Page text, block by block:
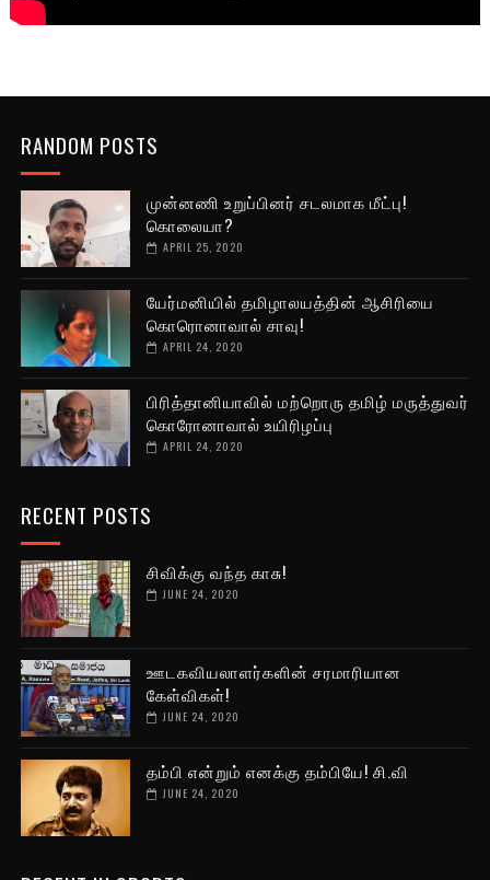
RANDOM POSTS
முன்னணி உறுப்பினர் சடலமாக மீட்பு!
கொலையா?
APRIL 25, 2020
யேர்மனியில் தமிழாலயத்தின் ஆசிரியை
கொரொனாவால் சாவு!
APRIL 24, 2020
பிரித்தானியாவில் மற்றொரு தமிழ் மருத்துவர்
கொரோனாவால் உயிரிழப்பு
APRIL 24, 2020
RECENT POSTS
சிவிக்கு வந்த காசு!
JUNE 24, 2020
ஊடகவியலாளர்களின் சரமாரியான
கேள்விகள்!
JUNE 24, 2020
தம்பி என்றும் எனக்கு தம்பியே! சி.வி
JUNE 24, 2020